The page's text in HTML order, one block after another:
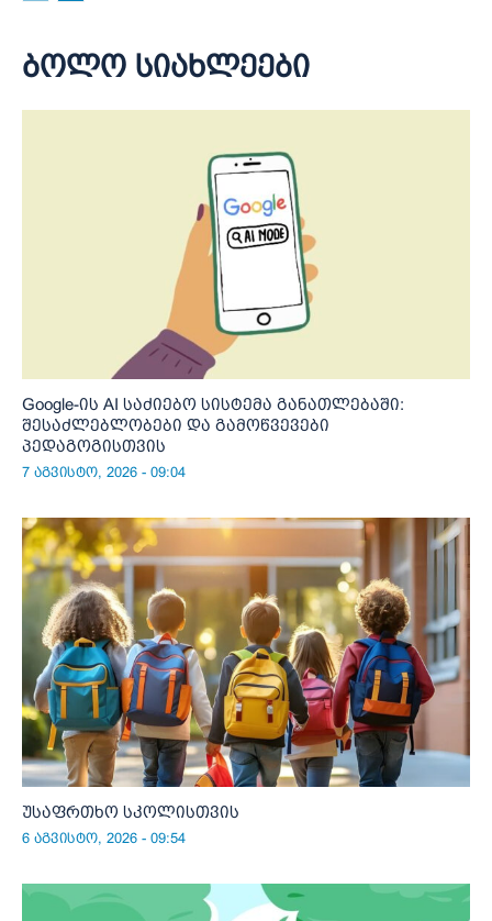
ბოლო სიახლეები
Google-ის AI საძიებო სისტემა განათლებაში:
შესაძლებლობები და გამოწვევები
პედაგოგისთვის
7 აგვისტო, 2026 - 09:04
უსაფრთხო სკოლისთვის
6 აგვისტო, 2026 - 09:54